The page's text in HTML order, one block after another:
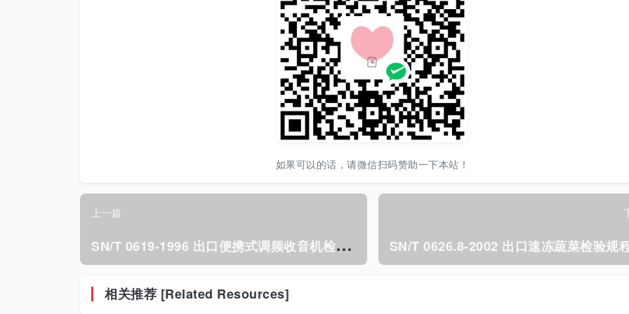
如果可以的话，请微信扫码赞助一下本站！
上一篇
S
N/T 0619-1996 出口便携式调频收音机检验规程.pdf
相关推荐 [Related Resources]